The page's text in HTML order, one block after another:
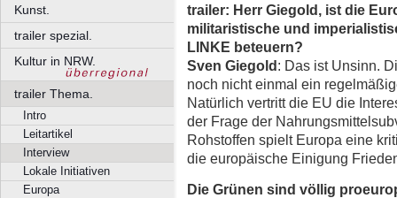
Kunst.
trailer spezial.
Kultur in NRW.
trailer Thema.
Intro
Leitartikel
Interview
Lokale Initiativen
Europa
trailer: Herr Giegold, ist die
militaristische und
LINKE beteuern?
Sven Giegold : Das ist Unsinn.
noch nicht einmal ein
Natürlich vertritt die EU die
der Frage der
Rohstoffen spielt Europa eine
die europäische Einigung
Die Grünen sind völlig